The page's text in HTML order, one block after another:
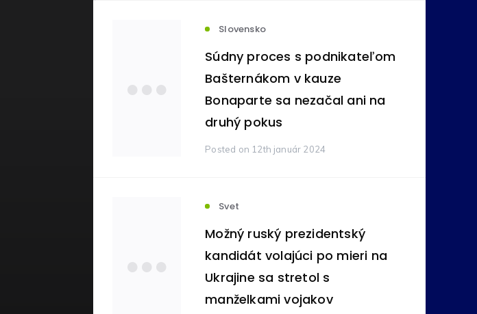
Poisťovníctvo (105) Bankovníctvo (89)
(24) Reality (16)
Zdravie (3)
Slovensko
Súdny proces s podnikateľom
Bašternákom v kauze
Bonaparte sa nezačal ani na
druhý pokus
Posted on 12th január 2024
Svet
Možný ruský prezidentský
kandidát volajúci po mieri na
Ukrajine sa stretol s
manželkami vojakov